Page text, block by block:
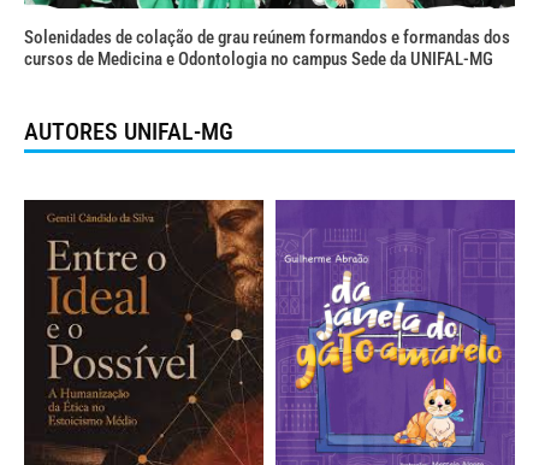
Solenidades de colação de grau reúnem formandos e formandas dos
cursos de Medicina e Odontologia no campus Sede da UNIFAL-MG
AUTORES UNIFAL-MG